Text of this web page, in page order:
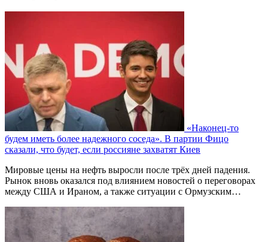
«Наконец-то
будем иметь более надежного соседа». В партии Фицо
сказали, что будет, если россияне захватят Киев
Мировые цены на нефть выросли после трёх дней падения.
Рынок вновь оказался под влиянием новостей о переговорах
между США и Ираном, а также ситуации с Ормузским…